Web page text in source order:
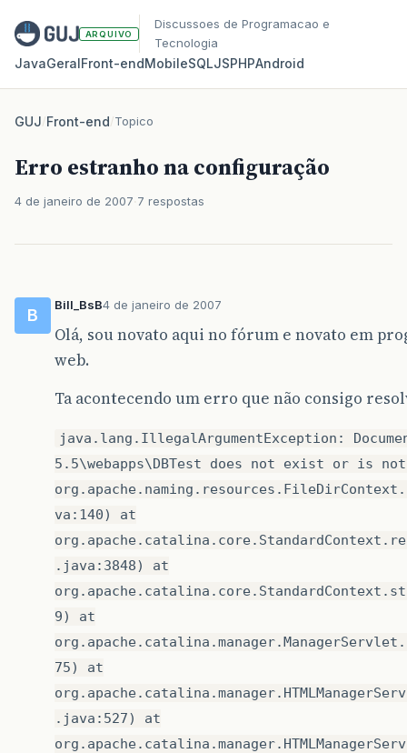
ARQUIVO
Discussoes de Programacao e
Tecnologia
JavaGeralFront‑endMobileSQLJSPHPAndroid
GUJ/Front-end/Topico
Erro estranho na configuração
4 de janeiro de 2007 7 respostas
B
Bill_BsB4 de janeiro de 2007
Olá, sou novato aqui no fórum e novato em
web.
Ta acontecendo um erro que não consigo
java.lang.IllegalArgumentException:
5.5\webapps\DBTest does not exist or is
va:140) at
.java:3848) at
9) at
75) at
.java:527) at